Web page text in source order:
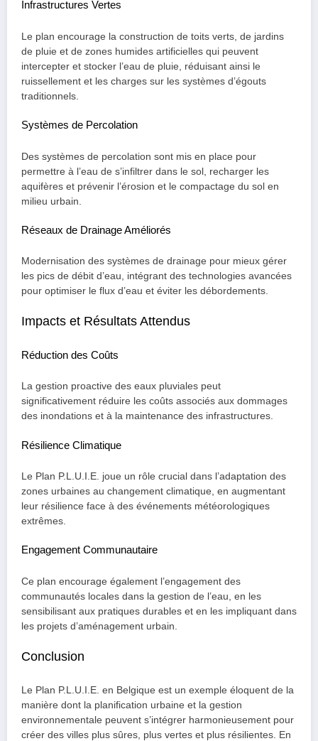
Infrastructures Vertes
Le plan encourage la construction de toits verts, de jardins
de pluie et de zones humides artificielles qui peuvent
intercepter et stocker l’eau de pluie, réduisant ainsi le
ruissellement et les charges sur les systèmes d’égouts
traditionnels.
Systèmes de Percolation
Des systèmes de percolation sont mis en place pour
permettre à l’eau de s’infiltrer dans le sol, recharger les
aquifères et prévenir l’érosion et le compactage du sol en
milieu urbain.
Réseaux de Drainage Améliorés
Modernisation des systèmes de drainage pour mieux gérer
les pics de débit d’eau, intégrant des technologies avancées
pour optimiser le flux d’eau et éviter les débordements.
Impacts et Résultats Attendus
Réduction des Coûts
La gestion proactive des eaux pluviales peut
significativement réduire les coûts associés aux dommages
des inondations et à la maintenance des infrastructures.
Résilience Climatique
Le Plan P.L.U.I.E. joue un rôle crucial dans l’adaptation des
zones urbaines au changement climatique, en augmentant
leur résilience face à des événements météorologiques
extrêmes.
Engagement Communautaire
Ce plan encourage également l’engagement des
communautés locales dans la gestion de l’eau, en les
sensibilisant aux pratiques durables et en les impliquant dans
les projets d’aménagement urbain.
Conclusion
Le Plan P.L.U.I.E. en Belgique est un exemple éloquent de la
manière dont la planification urbaine et la gestion
environnementale peuvent s’intégrer harmonieusement pour
créer des villes plus sûres, plus vertes et plus résilientes. En